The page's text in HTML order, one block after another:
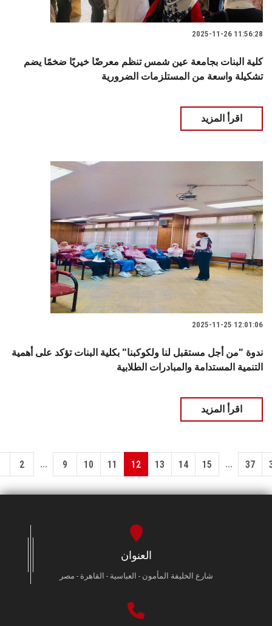
2025-11-26 11:56:28
كلية البنات بجامعة عين شمس تنظم معرضًا خيريًا ضخمًا يضم
تشكيلة واسعة من المستلزمات الضرورية
اقرأ المزيد
2025-11-25 12:01:06
ندوة "من أجل مستقبل لنا ولكوكبنا" بكلية البنات تؤكد على أهمية
التنمية المستدامة والمبادرات الطلابية
اقرأ المزيد
2 ... 9 10 11 12 13 14 15 ... 37
العنوان
شارع الخليفة المأمون - العباسية - القاهرة - مصر